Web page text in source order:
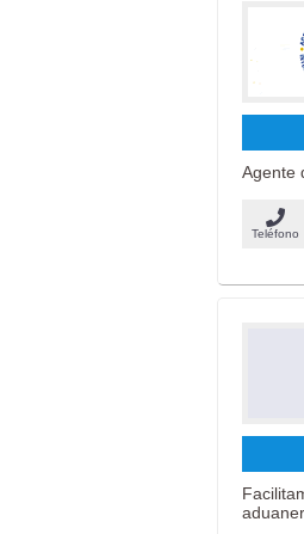
Agente
Teléfono